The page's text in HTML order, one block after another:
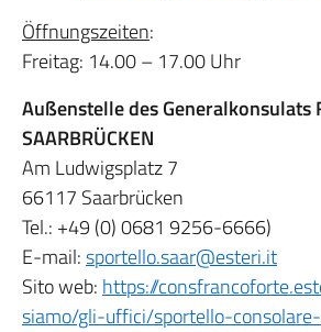
Öffnungszeiten:
Freitag: 14.00 – 17.00 Uhr
Außenstelle des Generalkonsulats
SAARBRÜCKEN
Am Ludwigsplatz 7
66117 Saarbrücken
Tel.: +49 (0) 0681 9256-6666)
E-mail:sportello.saar@esteri.it
Sito web: https://
siamo/gli-uffici/sportello-